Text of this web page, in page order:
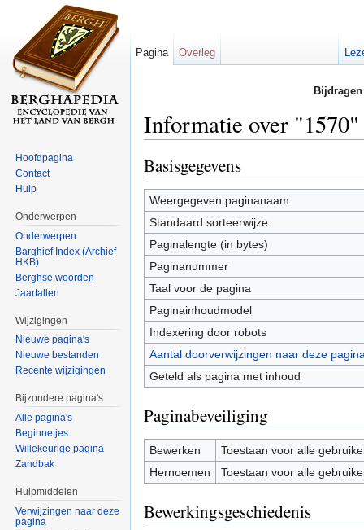
Informatie over "1570"
Basisgegevens
Weergegeven paginanaam
Standaard sorteerwijze
Paginalengte (in bytes)
Paginanummer
Taal voor de pagina
Paginainhoudmodel
Indexering door robots
Aantal doorverwijzingen naar deze
Geteld als pagina met inhoud
Paginabeveiliging
Bewerken
Toestaan voor alle
Hernoemen
Toestaan voor alle
Bewerkingsgeschiedenis
Pagina Overleg
Hoofdpagina
Contact
Hulp
Onderwerpen
Onderwerpen
Barghief Index (Archief
HKB)
Berghse woorden
Jaartallen
Wijzigingen
Nieuwe pagina's
Nieuwe bestanden
Recente wijzigingen
Bijzondere pagina's
Alle pagina's
Beginnetjes
Willekeurige pagina
Zandbak
Hulpmiddelen
Verwijzingen naar deze
pagina